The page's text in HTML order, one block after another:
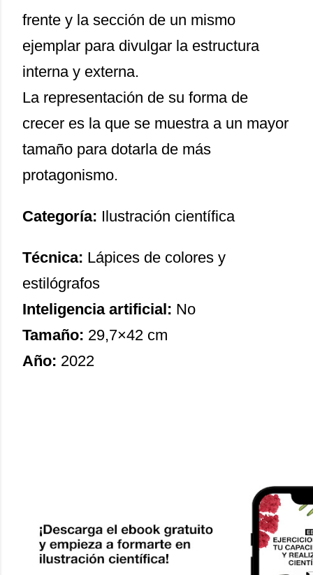
frente y la sección de un mismo
ejemplar para divulgar la estructura
interna y externa.
La representación de su forma de
crecer es la que se muestra a un mayor
tamaño para dotarla de más
protagonismo.
Categoría: Ilustración científica
Técnica: Lápices de colores y
estilógrafos
Inteligencia artificial: No
Tamaño: 29,7×42 cm
Año: 2022